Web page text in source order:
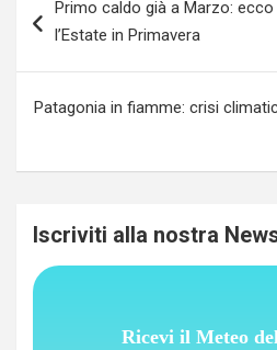
articoli
Primo caldo già a Marzo:
l’Estate in Primavera
Patagonia in fiamme: crisi
Iscriviti alla nostra
Ricevi il Meteo